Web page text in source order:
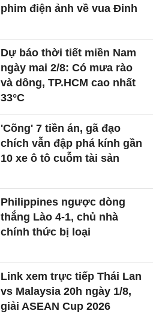
phim điện ảnh về vua Đinh
Dự báo thời tiết miền Nam
ngày mai 2/8: Có mưa rào
và dông, TP.HCM cao nhất
33°C
'Cõng' 7 tiền án, gã đạo
chích vẫn đập phá kính gần
10 xe ô tô cuỗm tài sản
Philippines ngược dòng
thắng Lào 4-1, chủ nhà
chính thức bị loại
Link xem trực tiếp Thái Lan
vs Malaysia 20h ngày 1/8,
giải ASEAN Cup 2026